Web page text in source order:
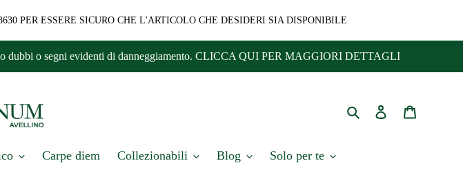
PER ESSERE SICURO CHE L'ARTICOLO CHE DESIDERI SIA DISPONIBILE
dubbi o segni evidenti di danneggiamento. CLICCA QUI PER MAGGIORI DETTAGLI
Cerca Accedi
Carpe diem Collezionabili Blog Solo per te